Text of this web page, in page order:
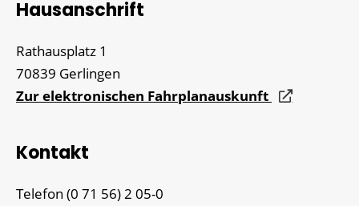
Hausanschrift
Rathausplatz 1
70839 Gerlingen
Zur elektronischen Fahrplanauskunft
Kontakt
Telefon (0 71 56) 2 05-0